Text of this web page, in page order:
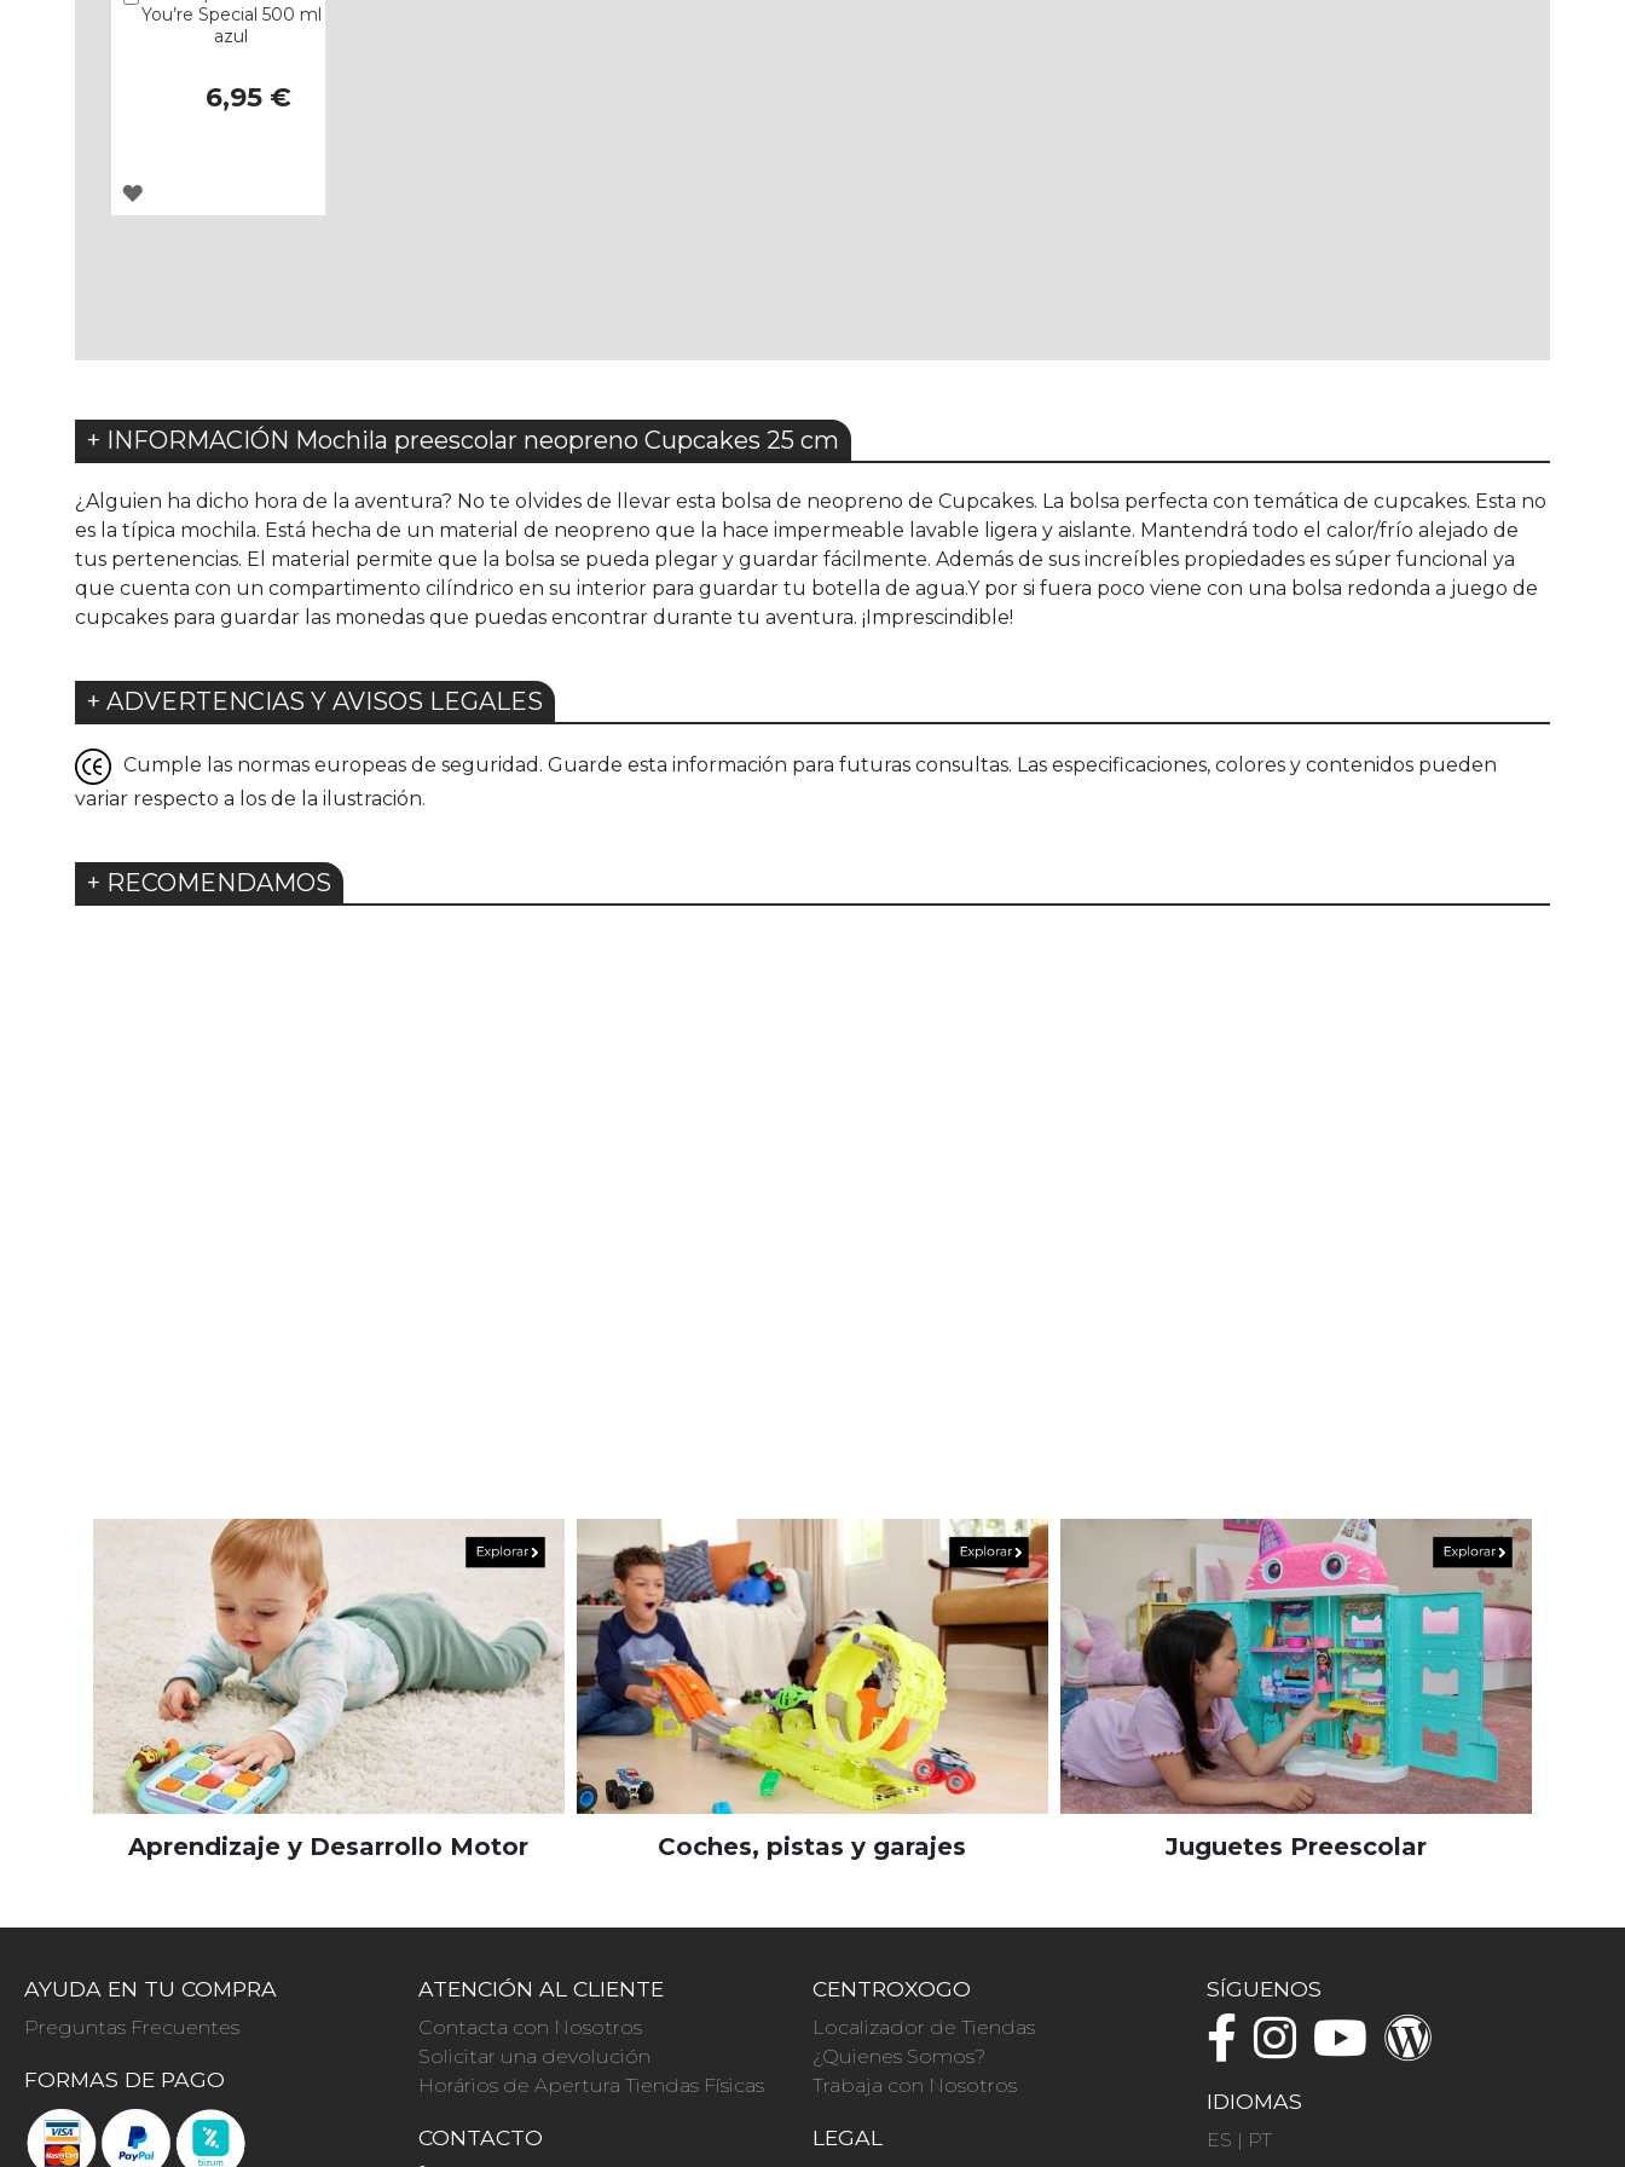
You’re Special 500 ml
azul
6,95 €
AGREGAR
+ INFORMACIÓN Mochila preescolar neopreno Cupcakes 25 cm
¿Alguien ha dicho hora de la aventura? No te olvides de llevar esta bolsa de neopreno de Cupcakes. La bolsa perfecta con temática de cupcakes. Esta no
es la típica mochila. Está hecha de un material de neopreno que la hace impermeable lavable ligera y aislante. Mantendrá todo el calor/frío alejado de
tus pertenencias. El material permite que la bolsa se pueda plegar y guardar fácilmente. Además de sus increíbles propiedades es súper funcional ya
que cuenta con un compartimento cilíndrico en su interior para guardar tu botella de agua.Y por si fuera poco viene con una bolsa redonda a juego de
cupcakes para guardar las monedas que puedas encontrar durante tu aventura. ¡Imprescindible!
+ ADVERTENCIAS Y AVISOS LEGALES
Cumple las normas europeas de seguridad. Guarde esta información para futuras consultas. Las especificaciones, colores y contenidos pueden
variar respecto a los de la ilustración.
+ RECOMENDAMOS
Aprendizaje y Desarrollo Motor Coches, pistas y garajes Juguetes Preescolar
AYUDA EN TU COMPRA
Preguntas Frecuentes
FORMAS DE PAGO
ATENCIÓN AL CLIENTE
Contacta con Nosotros
Solicitar una devolución
Horários de Apertura Tiendas Físicas
CONTACTO
CENTROXOGO
Localizador de Tiendas
¿Quienes Somos?
Trabaja con Nosotros
LEGAL
SÍGUENOS
IDIOMAS
ES | PT